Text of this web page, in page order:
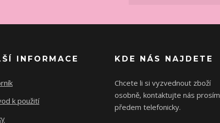
INFORMACE
k použití
KDE NÁS NAJDETE
Chcete li si vyzvednout zboží
osobně, kontaktujte nás prosím
předem telefonicky.